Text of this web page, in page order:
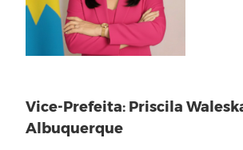
Vice-Prefeita: Priscila
Albuquerque